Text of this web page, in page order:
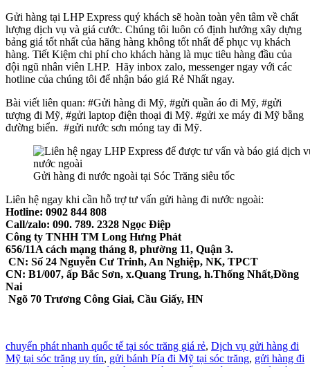
Gửi hàng tại LHP Express quý khách sẽ hoàn toàn yên tâm về chất
lượng dịch vụ và giá cước. Chúng tôi luôn có định hướng xây dựng
bảng giá tốt nhất của hãng hàng không tốt nhất để phục vụ khách
hàng. Tiết Kiệm chi phí cho khách hàng là mục tiêu hàng đầu của
đội ngũ nhân viên LHP. Hãy inbox zalo, messenger ngay với các
hotline của chúng tôi để nhận báo giá Rẻ Nhất ngay.
Bài viết liên quan: #Gửi hàng đi Mỹ, #gửi quần áo đi Mỹ, #gửi
tượng đi Mỹ, #gửi laptop điện thoại đi Mỹ. #gửi xe máy đi Mỹ bằng
đường biển. #gửi nước sơn móng tay đi Mỹ.
Gửi hàng đi nước ngoài tại Sóc Trăng siêu tốc
Liên hệ ngay khi cần hỗ trợ tư vấn gửi hàng đi nước ngoài:
Hotline: 0902 844 808
Call/zalo: 090. 789. 2328 Ngọc Điệp
Công ty TNHH TM Long Hưng Phát
656/11A cách mạng tháng 8, phường 11, Quận 3.
CN: Số 24 Nguyễn Cư Trinh, An Nghiệp, NK, TPCT
CN: B1/007, ấp Bắc Sơn, x.Quang Trung, h.Thống Nhất,Đồng
Nai
Ngõ 70 Trương Công Giai, Cầu Giấy, HN
chuyển phát nhanh quốc tế tại sóc trăng giá rẻ, Dịch vụ gửi hàng đi
Mỹ tại sóc trăng uy tín, gửi bánh Pía đi Mỹ tại sóc trăng, gửi hàng đi